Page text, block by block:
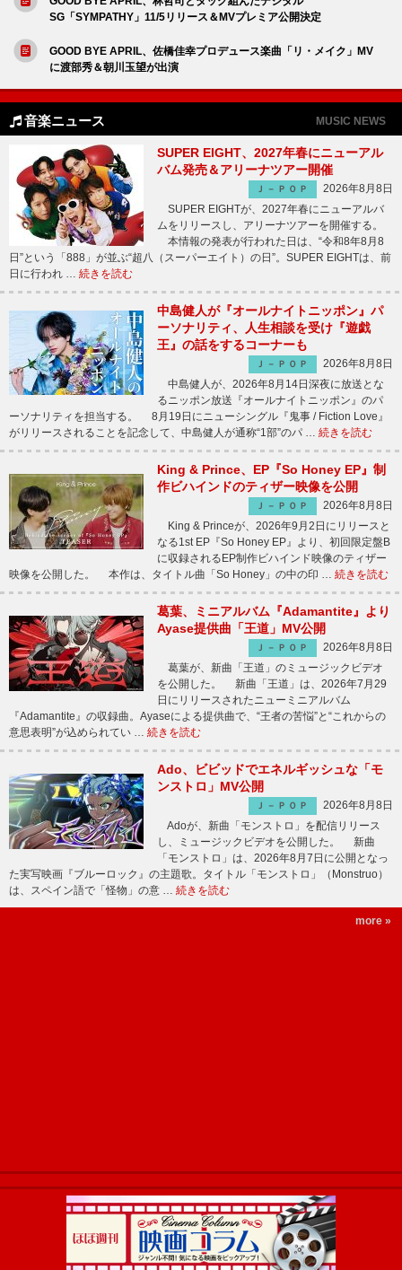
SG「SYMPATHY」11/5リリース＆MVプレミア公開決定
GOOD BYE APRIL、佐橋佳幸プロデュース楽曲「リ・メイク」MV
に渡部秀＆朝川玉望が出演
音楽ニュース MUSIC NEWS
SUPER EIGHT、2027年春にニューアル
バム発売＆アリーナツアー開催
Ｊ－ＰＯＰ
2026年8月8日
SUPER EIGHTが、2027年春にニューアルバ
ムをリリースし、アリーナツアーを開催する。
本情報の発表が行われた日は、“令和8年8月8
日”という「888」が並ぶ“超八（スーパーエイト）の日”。SUPER EIGHTは、前
日に行われ … 続きを読む
中島健人が『オールナイトニッポン』パ
ーソナリティ、人生相談を受け『遊戯
王』の話をするコーナーも
Ｊ－ＰＯＰ
2026年8月8日
中島健人が、2026年8月14日深夜に放送とな
るニッポン放送『オールナイトニッポン』のパ
ーソナリティを担当する。 8月19日にニューシングル『鬼事 / Fiction Love』
がリリースされることを記念して、中島健人が通称“1部”のパ … 続きを読む
King & Prince、EP『So Honey EP』制
作ビハインドのティザー映像を公開
Ｊ－ＰＯＰ
2026年8月8日
King & Princeが、2026年9月2日にリリースと
なる1st EP『So Honey EP』より、初回限定盤B
に収録されるEP制作ビハインド映像のティザー
映像を公開した。 本作は、タイトル曲「So Honey」の中の印 … 続きを読む
葛葉、ミニアルバム『Adamantite』より
Ayase提供曲「王道」MV公開
Ｊ－ＰＯＰ
2026年8月8日
葛葉が、新曲「王道」のミュージックビデオ
を公開した。 新曲「王道」は、2026年7月29
日にリリースされたニューミニアルバム
『Adamantite』の収録曲。Ayaseによる提供曲で、“王者の苦悩”と“これからの
意思表明”が込められてい … 続きを読む
Ado、ビビッドでエネルギッシュな「モ
ンストロ」MV公開
Ｊ－ＰＯＰ
2026年8月8日
Adoが、新曲「モンストロ」を配信リリース
し、ミュージックビデオを公開した。 新曲
「モンストロ」は、2026年8月7日に公開となっ
た実写映画『ブルーロック』の主題歌。タイトル「モンストロ」（Monstruo）
は、スペイン語で「怪物」の意 … 続きを読む
more »